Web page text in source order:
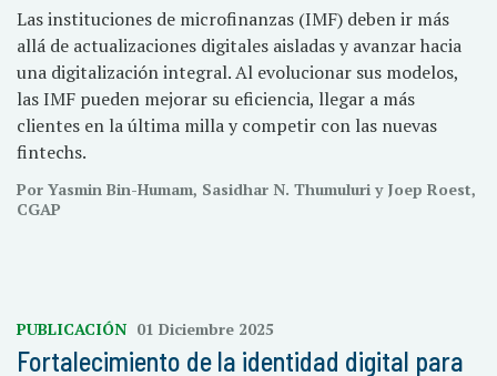
Las instituciones de microfinanzas (IMF) deben ir más
allá de actualizaciones digitales aisladas y avanzar hacia
una digitalización integral. Al evolucionar sus modelos,
las IMF pueden mejorar su eficiencia, llegar a más
clientes en la última milla y competir con las nuevas
fintechs.
Por Yasmin Bin-Humam, Sasidhar N. Thumuluri y Joep Roest,
CGAP
PUBLICACIÓN 01 Diciembre 2025
Fortalecimiento de la identidad digital para